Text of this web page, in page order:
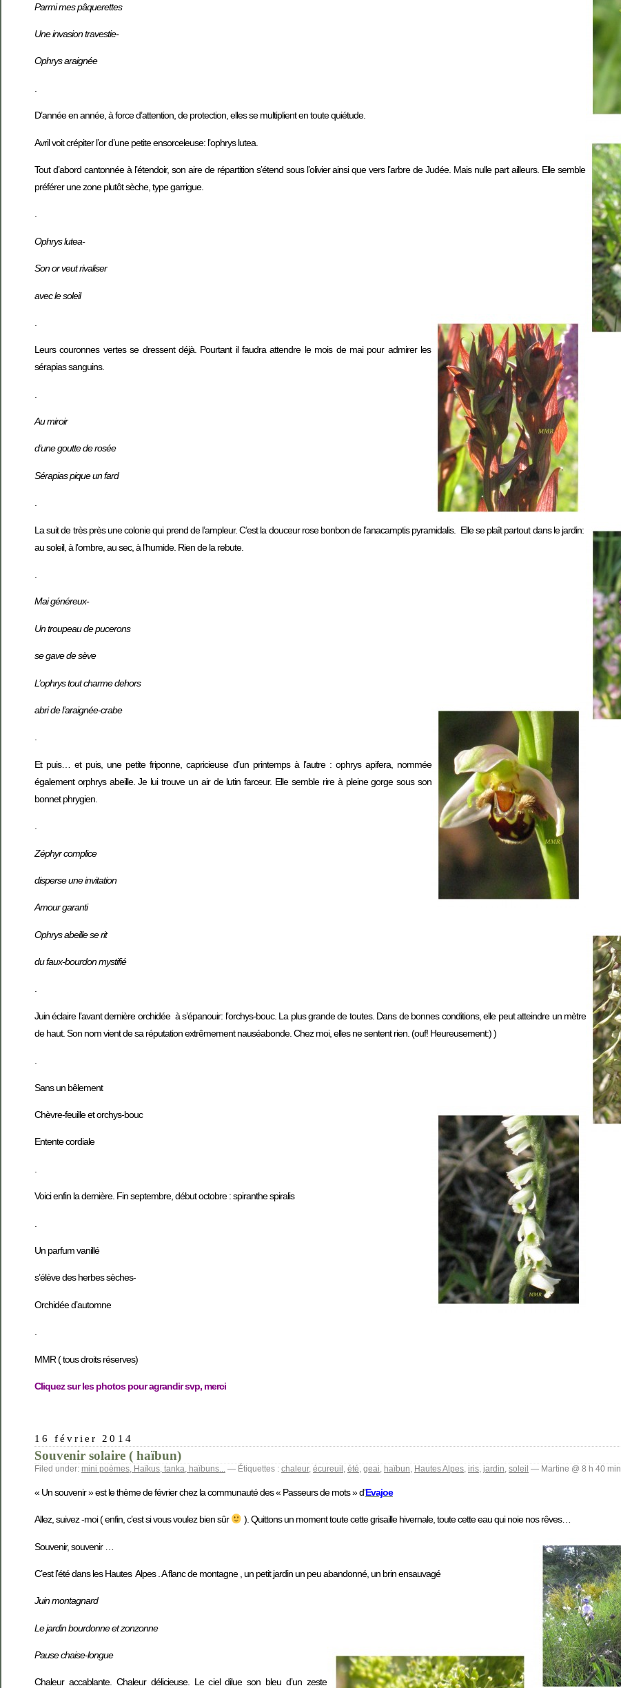
Parmi mes pâquerettes
Une invasion travestie-
Ophrys araignée
D’année en année, à force d’attention, de protection, elles se multiplient en toute quiétude.
Avril voit crépiter l’or d’une petite ensorceleuse: l’ophrys lutea.
Tout d’abord cantonnée à l’étendoir, son aire de répartition s’étend sous l’olivier ainsi que vers l’arbre de Judée. Mais nulle part ailleurs. Elle semble
préférer une zone plutôt sèche, type garrigue.
.
Ophrys lutea-
Son or veut rivaliser
avec le soleil
Leurs couronnes vertes se dressent déjà. Pourtant il faudra attendre le mois de mai pour admirer les
sérapias sanguins.
Au miroir
d’une goutte de rosée
Sérapias pique un fard
.
La suit de très près une coloniequi prend de l’ampleur. C’est la douceur rose bonbon de l’anacamptis pyramidalis. Elle se plaît partout dans le jardin:
au soleil, à l’ombre, au sec, à l’humide. Rien de la rebute.
Mai généreux-
Un troupeau de pucerons
se gave de sève
L’ophrys tout charme dehors
abri de l’araignée-crabe
.
Et puis… et puis, une petite friponne, capricieuse d’un printemps à l’autre : ophrys apifera, nommée
également orphrys abeille. Je lui trouve un air de lutin farceur. Elle semble rire à pleine gorge sous son
bonnet phrygien.
Zéphyr complice
disperse une invitation
Amour garanti
Ophrys abeille se rit
du faux-bourdon mystifié
.
Juin éclaire l’avant dernière orchidée à s’épanouir: l’orchys-bouc. La plus grande de toutes. Dans de bonnes conditions, elle peut atteindre un mètre
de haut. Son nom vient de sa réputation extrêmement nauséabonde. Chez moi, elles ne sentent rien. (ouf! Heureusement:) )
.
Sans un bêlement
Chèvre-feuille et orchys-bouc
Entente cordiale
Voici enfin la dernière. Fin septembre, début octobre : spiranthe spiralis
Un parfum vanillé
s’élève des herbes sèches-
Orchidée d’automne
MMR ( tous droits réserves)
Cliquez sur les photos pour agrandir svp, merci
16 février 2014
Souvenir solaire ( haïbun)
Filed under: mini poèmes, Haïkus, tanka, haïbuns... — Étiquettes : chaleur, écureuil , été, geai, haïbun, Hautes Alpes, iris, jardin, soleil — Martine @ 8 h 40 min
« Un souvenir » est le thème de février chez la communauté des « Passeurs de mots » d’Evajoe
Allez, suivez -moi ( enfin, c’est si vous voulez bien sûr ). Quittons un moment toute cette grisaille hivernale, toute cette eau qui noie nos rêves…
Souvenir, souvenir
C’est l’été dans les Hautes Alpes . A flanc de montagne , un petit jardin un peu abandonné, un brin ensauvagé
Juin montagnard
Le jardin bourdonne et zonzonne
Pause chaise-longue
Chaleur accablante. Chaleur délicieuse. Le ciel dilue son bleu d’un zeste